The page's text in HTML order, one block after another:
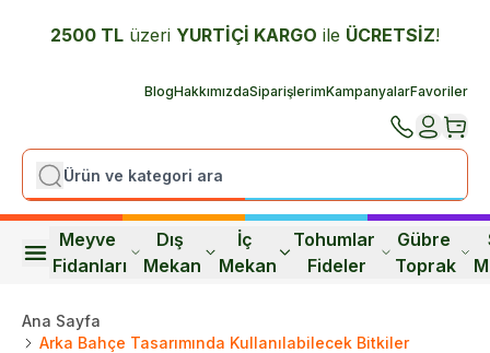
2500 TL üzeri YURTİÇİ KARGO ile ÜCRETSİZ!
BlogHakkımızdaSiparişlerimKampanyalarFavoriler
Meyve
Fidanları
Dış
Mekan
İç
Mekan
Tohumlar
Fideler
Gübre
Toprak
Ana Sayfa
Arka Bahçe Tasarımında Kullanılabilecek Bitkiler